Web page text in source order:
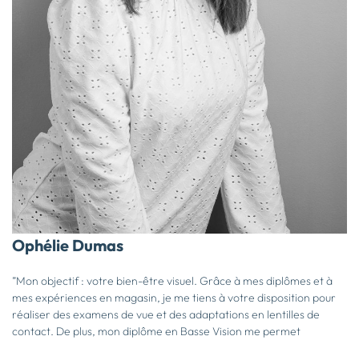
Ophélie Dumas
”Mon objectif : votre bien-être visuel. Grâce à mes diplômes et à
mes expériences en magasin, je me tiens à votre disposition pour
réaliser des examens de vue et des adaptations en lentilles de
contact. De plus, mon diplôme en Basse Vision me permet